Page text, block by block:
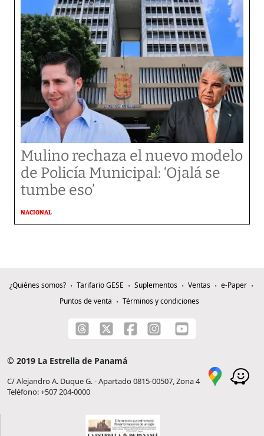
Mulino rechaza el nuevo modelo
de Policía Municipal: ‘Ojalá se
tumbe eso’
NACIONAL
¿Quiénes somos? Tarifario GESE Suplementos Ventas
e-Paper
Puntos de venta
Términos y condiciones
© 2019 La Estrella de Panamá
C/ Alejandro A. Duque G. - Apartado 0815-00507, Zona 4
Teléfono: +507 204-0000